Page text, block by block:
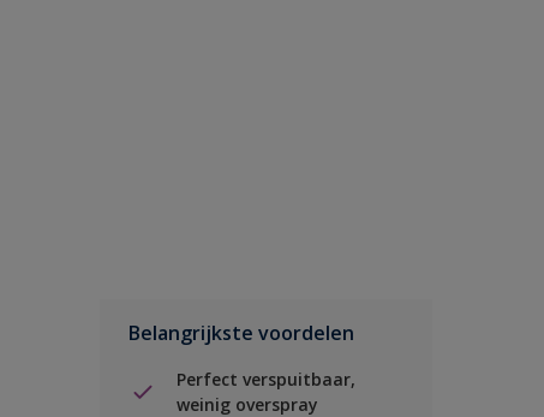
Belangrijkste voordelen
Perfect verspuitbaar,
weinig overspray